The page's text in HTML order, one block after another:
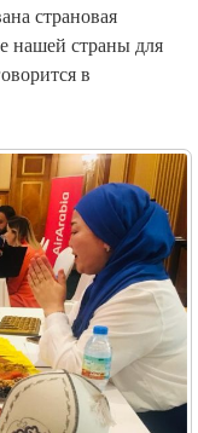
страновая
нашей страны для
в